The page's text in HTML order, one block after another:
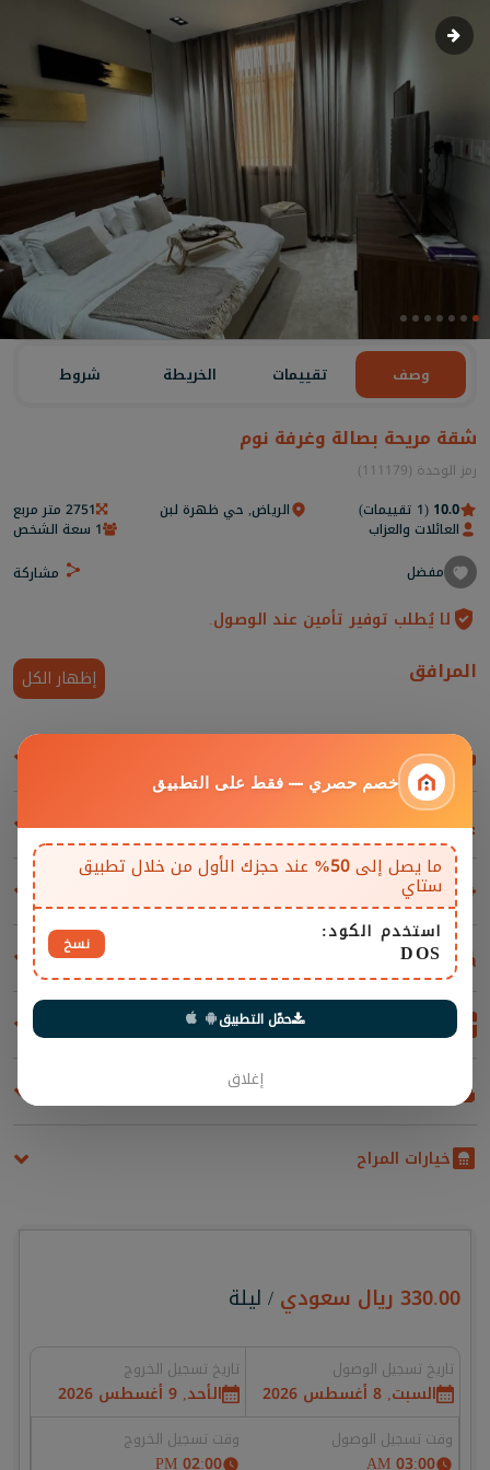
وصف تقييمات الخريطة شروط
شقة مريحة بصالة وغرفة نوم
رمز الوحدة (111179)
10.0 (1 تقييمات) الرياض, حي ظهرة لبن
2751 متر مربع
العائلات والعزاب
1 سعة الشخص
مفضل
مشاركة
لا يُطلب توفير تأمين عند الوصول.
المرافق إظهار الكل
غرف المعيشة والمقاعد
مسابح
المرافق والإضافات
غرف النوم
خيارات المراح
330.00 ريال سعودي / ليلة
تاريخ تسجيل الوصول
السبت, 8 أغسطس 2026
تاريخ تسجيل الخروج
الأحد, 9 أغسطس 2026
وقت تسجيل الوصول
03:00 AM
وقت تسجيل الخروج
02:00 PM
خصم حصري — فقط على التطبيق
ما يصل إلى50% عند حجزك الأول من خلال تطبيق
ستاي
استخدم الكود:
DOS نسخ
حمّل التطبيق
إغلاق